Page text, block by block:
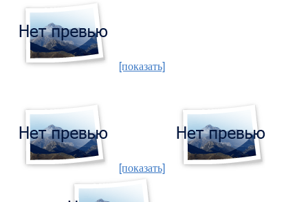
[показать]
[показать]